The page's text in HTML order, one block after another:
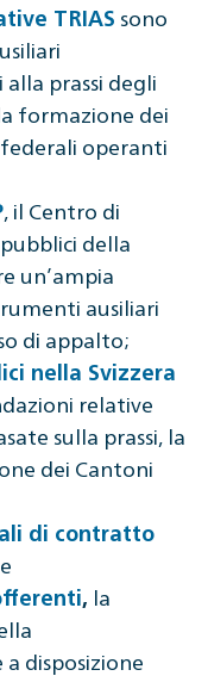
TRIAS sono
prassi degli
formazione dei
operanti
, il Centro di
della
un’ampia
ausiliari
di appalto;
nella Svizzera
relative
sulla prassi, la
dei Cantoni
di contratto
, la
disposizione